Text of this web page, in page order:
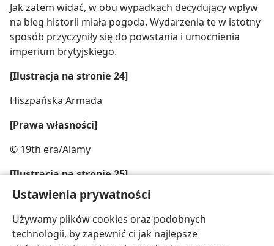
Ustawienia prywatności
Używamy plików cookies oraz podobnych
technologii, by zapewnić ci jak najlepsze
Jak zatem widać, w obu wypadkach decydujący wpływ
na bieg historii miała pogoda. Wydarzenia te w istotny
sposób przyczyniły się do powstania i umocnienia
imperium brytyjskiego.
[Ilustracja na stronie 24]
Hiszpańska Armada
[Prawa własności]
© 19th era/​Alamy
[Ilustracja na stronie 25]
Bitwa pod Waterloo
[Prawa własności]